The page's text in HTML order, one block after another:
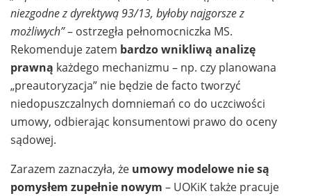
niezgodne z dyrektywą 93/13, byłoby najgorsze z
możliwych”– ostrzegła pełnomocniczka MS.
Rekomenduje zatem bardzo wnikliwą analizę
prawną każdego mechanizmu – np. czy planowana
„preautoryzacja” nie będzie de facto tworzyć
niedopuszczalnych domniemań co do uczciwości
umowy, odbierając konsumentowi prawo do oceny
sądowej.
Zarazem zaznaczyła, że umowy modelowe nie są
pomysłem zupełnie nowym – UOKiK także pracuje